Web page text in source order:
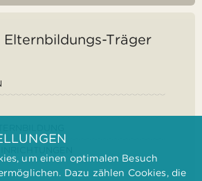
Elternbildungs-Träger
um einen optimalen Besuch
Dazu zählen Cookies, die